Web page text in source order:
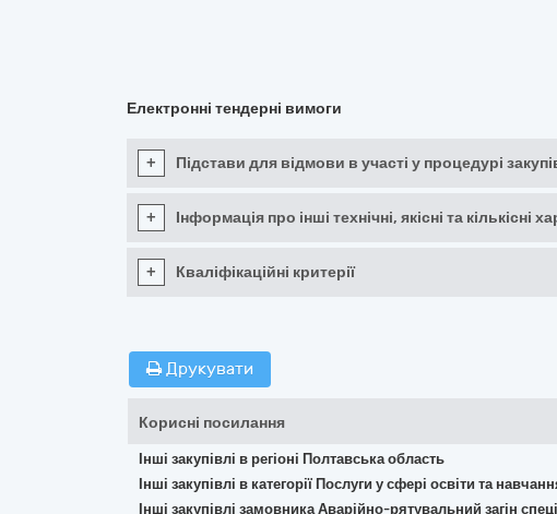
Електронні тендерні вимоги
+ Підстави для відмови в участі у процедурі
+ Інформація про інші технічні, якісні та
+ Кваліфікаційні критерії
Друкувати
Корисні посилання
Інші закупівлі в регіоні Полтавська область
Інші закупівлі в категорії Послуги у сфері освіти та
Інші закупівлі замовника Аварійно-рятувальний загін